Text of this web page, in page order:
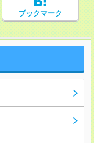
ブックマーク